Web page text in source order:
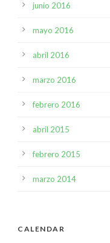
junio 2016
mayo 2016
abril 2016
marzo 2016
febrero 2016
abril 2015
febrero 2015
marzo 2014
CALENDAR